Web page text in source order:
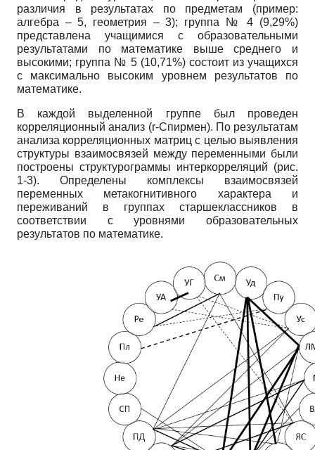
различия в результатах по предметам (пример:
алгебра – 5, геометрия – 3); группа № 4 (9,29%)
представлена учащимися c образовательными
результатами по математике выше среднего и
высокими; группа № 5 (10,71%) состоит из учащихся
с максимально высоким уровнем результатов по
математике.
В каждой выделенной группе был проведен
корреляционный анализ (r-Спирмен). По результатам
анализа корреляционных матриц с целью выявления
структуры взаимосвязей между переменными были
построены структурограммы интеркорреляций (рис.
1-3). Определены комплексы взаимосвязей
переменных метакогнитивного характера и
переживаний в группах старшеклассников в
соответствии с уровнями образовательных
результатов по математике.